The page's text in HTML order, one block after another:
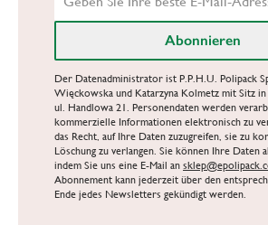
Der Datenadministrator ist P.P.H.U. Polipack
Więckowska und Katarzyna Kolmetz mit Sitz
ul. Handlowa 21. Personendaten werden
kommerzielle Informationen elektronisch zu
das Recht, auf Ihre Daten zuzugreifen, sie zu
Löschung zu verlangen. Sie können Ihre Daten
indem Sie uns eine E-Mail an
Abonnement kann jederzeit über den
Ende jedes Newsletters gekündigt werden.